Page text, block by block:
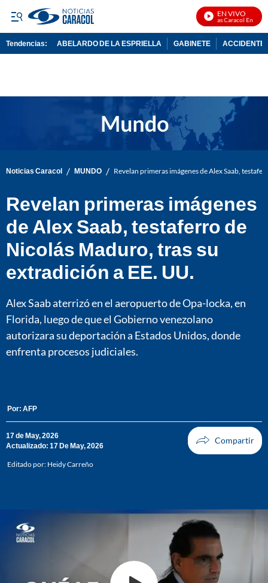
EN VIVO
Noticias Caracol En Vivo
Tendencias: ABELARDO DE LA ESPRIELLA GABINETE ACCIDENTE
Noticias Caracol / MUNDO / Revelan primeras imágenes de Alex Saab,
Revelan primeras imágenes
de Alex Saab, testaferro de
Nicolás Maduro, tras su
extradición a EE. UU.
Alex Saab aterrizó en el aeropuerto de Opa-locka, en
Florida, luego de que el Gobierno venezolano
autorizara su deportación a Estados Unidos, donde
enfrenta procesos judiciales.
Por: AFP
17 de May, 2026
Actualizado: 17 De May, 2026
Editado por: Heidy Carreño